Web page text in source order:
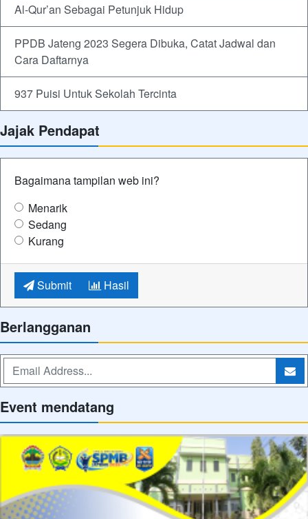
Al-Qur’an Sebagai Petunjuk Hidup
PPDB Jateng 2023 Segera Dibuka, Catat Jadwal dan
Cara Daftarnya
937 Puisi Untuk Sekolah Tercinta
Jajak Pendapat
Bagaimana tampilan web ini?
Menarik
Sedang
Kurang
Submit Hasil
Berlangganan
Event mendatang